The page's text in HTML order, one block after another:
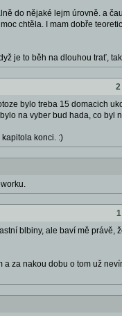
do nějaké lejm úrovně. a
chtěla. I mam dobře
je to běh na dlouhou trať,
bylo treba 15 domacich
na vyber bud hada, co byl
konci. :)
blbiny, ale baví mě právě,
za nakou dobu o tom už